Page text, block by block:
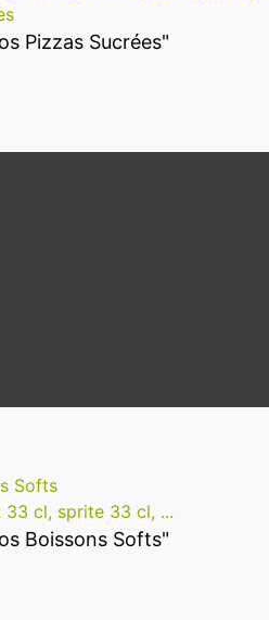
Pizzas Sucrées"
Softs
cl, sprite 33 cl, ...
Boissons Softs"